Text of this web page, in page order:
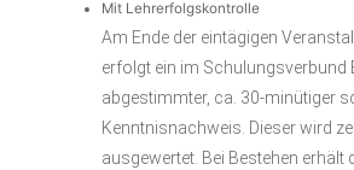
Mit Lehrerfolgskontrolle
Am Ende der eintägigen
erfolgt ein im Schulungsverbund
abgestimmter, ca. 30-minütiger
Kenntnisnachweis. Dieser wird
ausgewertet. Bei Bestehen erhält